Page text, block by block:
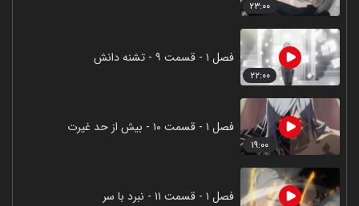
۲۳:۰۰
۲۲:۰۰
فصل ۱ - قسمت ۹ - تشنه دانش
۱۹:۰۰
فصل ۱ - قسمت ۱۰ - بیش از حد غیرت
فصل ۱ - قسمت ۱۱ - نبرد با سر